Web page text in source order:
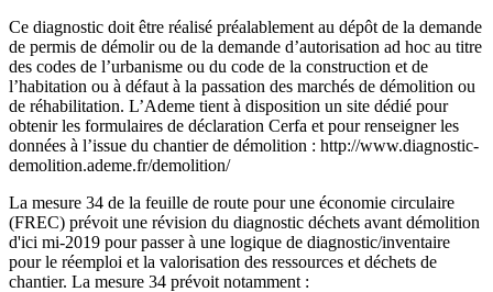
Ce diagnostic doit être réalisé préalablement au dépôt de la demande
de permis de démolir ou de la demande d’autorisation ad hoc au titre
des codes de l’urbanisme ou du code de la construction et de
l’habitation ou à défaut à la passation des marchés de démolition ou
de réhabilitation. L’Ademe tient à disposition un site dédié pour
obtenir les formulaires de déclaration Cerfa et pour renseigner les
données à l’issue du chantier de démolition : http://www.diagnostic-
demolition.ademe.fr/demolition/
La mesure 34 de la feuille de route pour une économie circulaire
(FREC) prévoit une révision du diagnostic déchets avant démolition
d'ici mi-2019 pour passer à une logique de diagnostic/inventaire
pour le réemploi et la valorisation des ressources et déchets de
chantier. La mesure 34 prévoit notamment :